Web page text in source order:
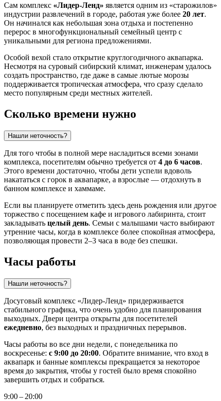
Сам комплекс «Лидер-Ленд» является одним из «старожилов»
индустрии развлечений в городе, работая уже более 20 лет.
Он начинался как небольшая зона отдыха и постепенно
перерос в многофункциональный семейный центр с
уникальными для региона предложениями.
Особой вехой стало открытие круглогодичного аквапарка.
Несмотря на суровый сибирский климат, инженерам удалось
создать пространство, где даже в самые лютые морозы
поддерживается тропическая атмосфера, что сразу сделало
место популярным среди местных жителей.
Сколько времени нужно
Нашли неточность?
Для того чтобы в полной мере насладиться всеми зонами
комплекса, посетителям обычно требуется от 4 до 6 часов.
Этого времени достаточно, чтобы дети успели вдоволь
накататься с горок в аквапарке, а взрослые — отдохнуть в
банном комплексе и хаммаме.
Если вы планируете отметить здесь день рождения или другое
торжество с посещением кафе и игрового лабиринта, стоит
закладывать целый день. Семьи с малышами часто выбирают
утренние часы, когда в комплексе более спокойная атмосфера,
позволяющая провести 2–3 часа в воде без спешки.
Часы работы
Нашли неточность?
Досуговый комплекс «Лидер-Ленд» придерживается
стабильного графика, что очень удобно для планирования
выходных. Двери центра открыты для посетителей
ежедневно, без выходных и праздничных перерывов.
Часы работы во все дни недели, с понедельника по
воскресенье: с 9:00 до 20:00. Обратите внимание, что вход в
аквапарк и банные комплексы прекращается за некоторое
время до закрытия, чтобы у гостей было время спокойно
завершить отдых и собраться.
9:00 – 20:00